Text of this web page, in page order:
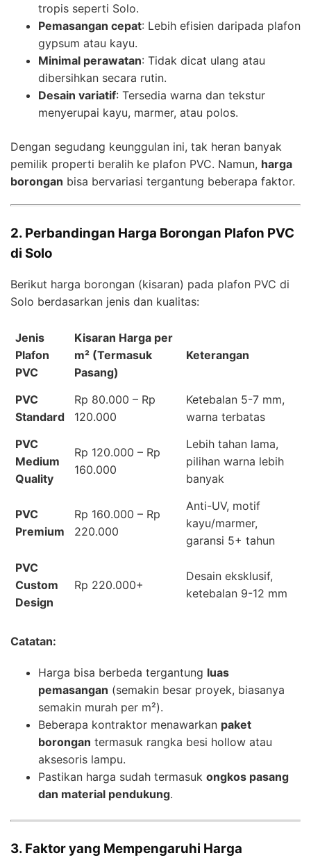
tropis seperti Solo.
Pemasangan cepat: Lebih efisien daripada plafon
gypsum atau kayu.
Minimal perawatan: Tidak dicat ulang atau
dibersihkan secara rutin.
Desain variatif: Tersedia warna dan tekstur
menyerupai kayu, marmer, atau polos.
Dengan segudang keunggulan ini, tak heran banyak
pemilik properti beralih ke plafon PVC. Namun, harga
borongan bisa bervariasi tergantung beberapa faktor.
2. Perbandingan Harga Borongan Plafon PVC
di Solo
Berikut harga borongan (kisaran) pada plafon PVC di
Solo berdasarkan jenis dan kualitas:
Jenis
Plafon
PVC
Kisaran Harga per
m² (Termasuk
Pasang)
Keterangan
PVC
Standard
Rp 80.000 – Rp
120.000
Ketebalan 5-7 mm,
warna terbatas
PVC
Medium
Quality
Rp 120.000 – Rp
160.000
Lebih tahan lama,
pilihan warna lebih
banyak
PVC
Premium
Rp 160.000 – Rp
220.000
Anti-UV, motif
kayu/marmer,
garansi 5+ tahun
PVC
Custom
Design
Rp 220.000+
Desain eksklusif,
ketebalan 9-12 mm
Catatan:
Harga bisa berbeda tergantung luas
pemasangan (semakin besar proyek, biasanya
semakin murah per m²).
Beberapa kontraktor menawarkan paket
borongan termasuk rangka besi hollow atau
aksesoris lampu.
Pastikan harga sudah termasuk ongkos pasang
dan material pendukung.
3. Faktor yang Mempengaruhi Harga